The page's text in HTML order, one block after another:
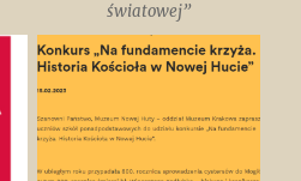
światowej”